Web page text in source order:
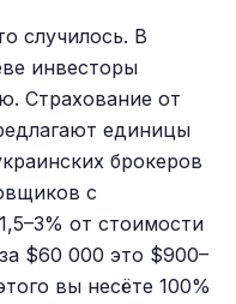
случилось. В
инвесторы
Страхование от
единицы
брокеров
с
от стоимости
$60 000 это $900–
вы несёте 100%